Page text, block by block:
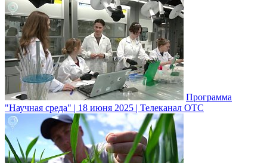
Программа
"Научная среда" | 18 июня 2025 | Телеканал ОТС